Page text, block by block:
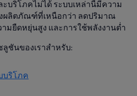
บริโภคไม่ได้ ระบบเหล่านี้มีความ
ผลิตภัณฑ์ที่เหนือกว่า ลดปริมาณ
มยืดหยุ่นสูง และการใช้พลังงานต่ำ
ลูชันของเราสำหรับ:
บริโภค